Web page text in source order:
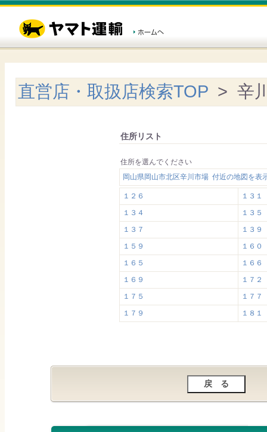
直営店・取扱店検索TOP > 辛
住所リスト
住所を選んでください
岡山県岡山市北区辛川市場 付近の地図を表
１２６
１３１
１３４
１３５
１３７
１３９
１５９
１６０
１６５
１６６
１６９
１７２
１７５
１７７
１７９
１８１